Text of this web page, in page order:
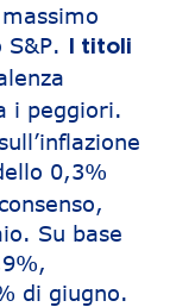
I titoli
i peggiori.
0,3%
Su base
di giugno.